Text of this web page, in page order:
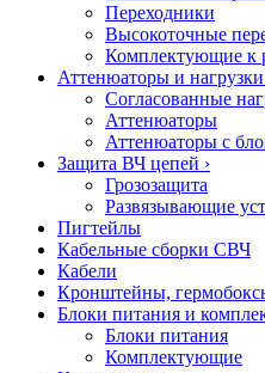
Переходники
Высокоточные
Комплектующие к
Аттенюаторы и нагрузки
Согласованные
Аттенюаторы
Аттенюаторы с
Защита ВЧ цепей ›
Грозозащита
Развязывающие
Пигтейлы
Кабельные сборки СВЧ
Кабели
Кронштейны,
Блоки питания и
Блоки питания
Комплектующие